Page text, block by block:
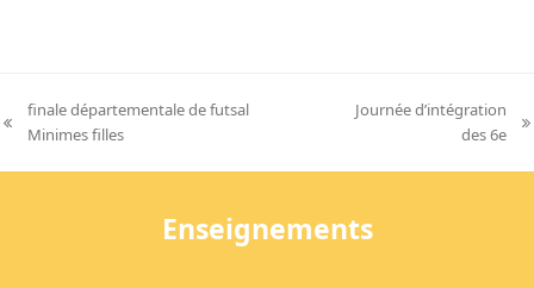
previous
finale départementale de futsal
Minimes filles
Journée d’intégration
des 6e
Enseignements